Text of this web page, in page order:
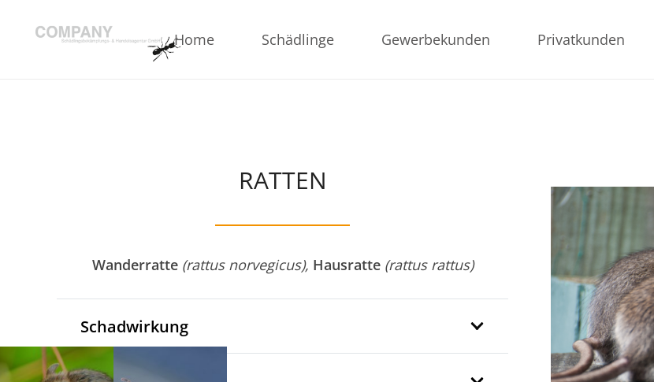
Home Schädlinge Gewerbekunden Privatkunden
RATTEN
Wanderratte (rattus norvegicus), Hausratte (rattus rattus)
Schadwirkung